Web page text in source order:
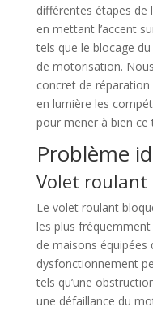
différentes étapes de
en mettant l’accent
tels que le blocage
de motorisation.
concret de
en lumière les
pour mener à bien ce
Problème
Volet roulant
Le volet roulant
les plus
de maisons équipées
dysfonctionnement
tels qu’une
une défaillance du